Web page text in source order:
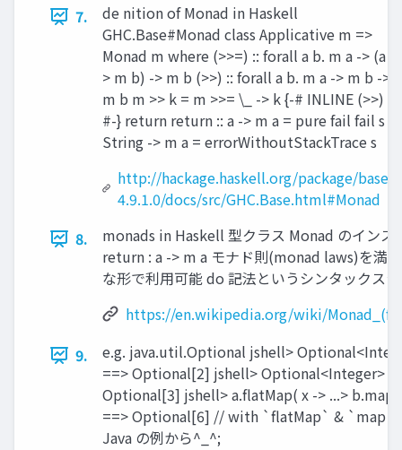
7.
de nition of Monad in Haskell
GHC.Base#Monad class Applicative m =>
Monad m where (>>=) :: forall a b. m a -> (a -
> m b) -> m b (>>) :: forall a b. m a -> m b ->
m b m >> k = m >>= \_ -> k {-# INLINE (>>)
#-} return return :: a -> m a = pure fail fail s ::
String -> m a = errorWithoutStackTrace s
http://hackage.haskell.org/package/base-
4.9.1.0/docs/src/GHC.Base.html#Monad
8.
monads in Haskell 型クラス Monad のイン
return : a -> m a モナド則(monad laws)を満
な形で利⽤可能 do 記法というシンタックス
https://en.wikipedia.org/wiki/
9.
e.g. java.util.Optional jshell>
==> Optional[2] jshell> Optional<Integer>
Optional[3] jshell> a.flatMap( x -> ...> b.map(
==> Optional[6] // with `flatMap` & `map`
Java の例から^_^;